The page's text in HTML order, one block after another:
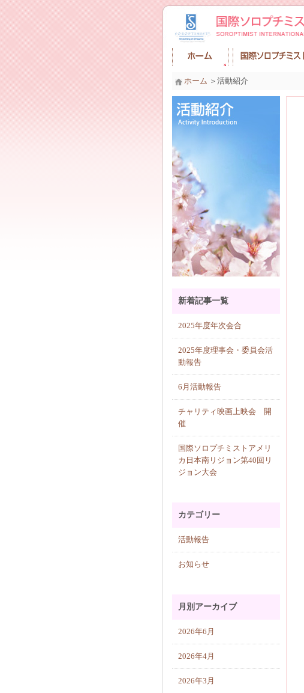
ホーム ＞活動紹介
新着記事一覧
2025年度年次会合
2025年度理事会・委員会活
動報告
6月活動報告
チャリティ映画上映会 開
催
国際ソロプチミストアメリ
カ日本南リジョン第40回リ
ジョン大会
カテゴリー
活動報告
お知らせ
月別アーカイブ
2026年6月
2026年4月
2026年3月